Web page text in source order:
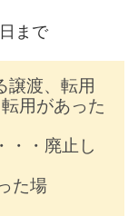
まで
譲渡、転用
用があった
・・廃止し
た場